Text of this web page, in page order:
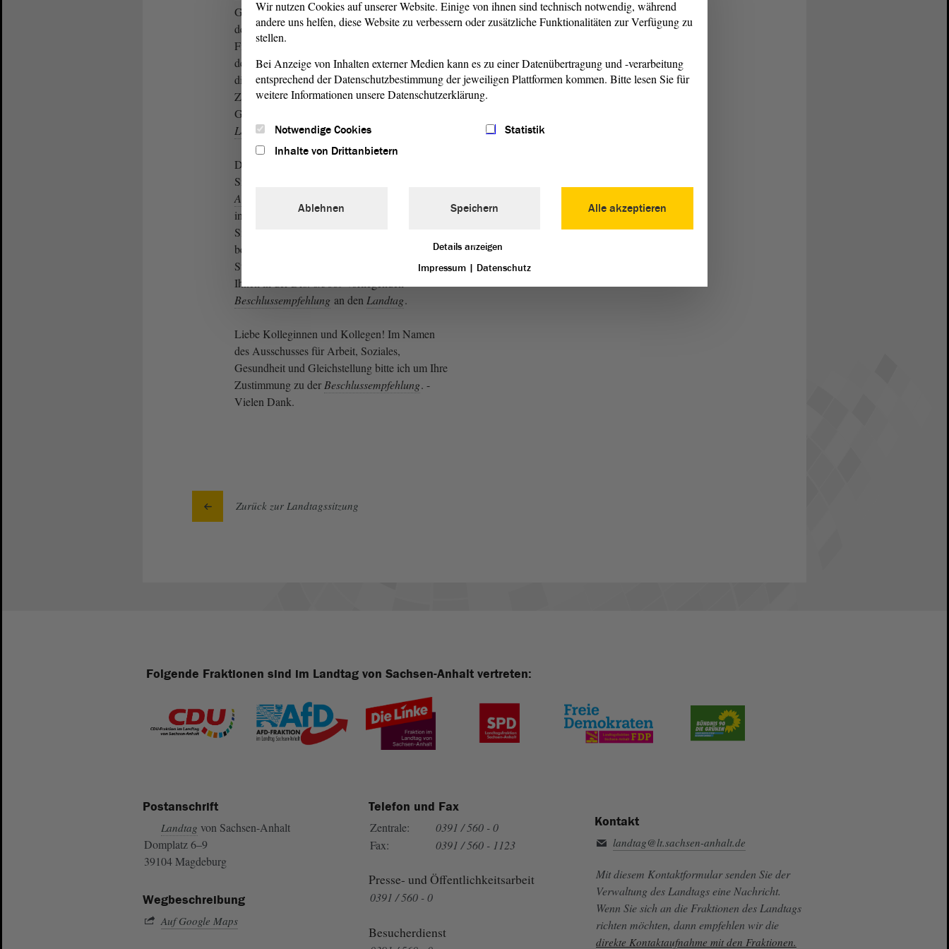
Grundlage für die Schulgeldfreiheit im Bereich
der Podologie, eine interministerielle
Finanzierungslösung für die Schulgeldfreiheit in
den therapeutischen Gesundheitsberufen sowie
die Prüfung der Rahmenbedingungen zur
Zahlung von Ausbildungsvergütungen und
Gespräche mit den Tarifparteien durch die
Landesregierung.
Der Sozialausschuss befasste sich in der 51.
Sitzung am 28. Mai 2025 erstmals mit dem
Antrag
in der 52. Sitzung am 25. Juni 2025. In dieser
Sitzung wurde die Thematik abschließend
beraten. Der
empfiehlt mit 9 : 3 : 0
Stimmen die Ablehnung des Antrages mit der
Ihnen in der Drs. 8/5669 vorliegenden
Beschlussempfehlung an den Landtag.
Liebe Kolleginnen und Kollegen! Im Namen
des Ausschusses für Arbeit, Soziales,
Gesundheit und Gleichstellung bitte ich um Ihre
Zustimmung zu der Beschlussempfehlung. -
Vielen Dank.
Zurück zur Landtagssitzung
Folgende Fraktionen sind im Landtag von Sachsen-Anhalt vertreten:
Postanschrift
Landtag von Sachsen-Anhalt
Domplatz 6–9
39104 Magdeburg
Wegbeschreibung
Auf Google Maps
Telefon und Fax
Zentrale:
0391 / 560 - 0
Fax:
0391 / 560 - 1123
Presse- und Öffentlichkeitsarbeit
0391 / 560 - 0
Besucherdienst
Kontakt
landtag@lt.sachsen-anhalt.de
Mit diesem Kontaktformular senden Sie der
Verwaltung des Landtags eine Nachricht.
Wenn Sie sich an die Fraktionen des Landtags
richten möchten, dann empfehlen wir die
direkte Kontaktaufnahme mit den Fraktionen.
Wir nutzen Cookies auf unserer Website. Einige von ihnen sind technisch notwendig, während
andere uns helfen, diese Website zu verbessern oder zusätzliche Funktionalitäten zur Verfügung zu
stellen.
Bei Anzeige von Inhalten externer Medien kann es zu einer Datenübertragung und -verarbeitung
entsprechend der Datenschutzbestimmung der jeweiligen Plattformen kommen. Bitte lesen Sie für
weitere Informationen unsere Datenschutzerklärung.
Notwendige Cookies
Statistik
Inhalte von Drittanbietern
Alle akzeptieren
Ablehnen Speichern
Details anzeigen
Impressum | Datenschutz